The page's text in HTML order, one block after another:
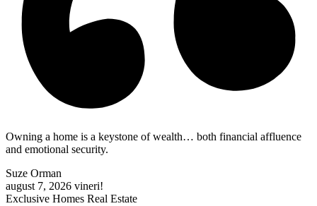
Owning a home is a keystone of wealth… both financial affluence
and emotional security.
Suze Orman
august 7, 2026 vineri!
Exclusive Homes Real Estate